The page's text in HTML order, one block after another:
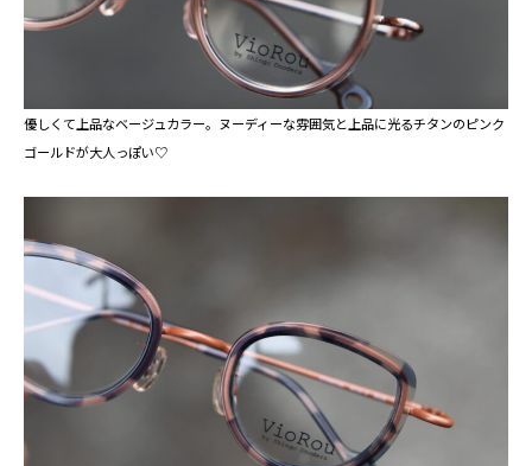
優しくて上品なベージュカラー。ヌーディーな雰囲気と上品に光るチタンのピンク
ゴールドが大人っぽい♡